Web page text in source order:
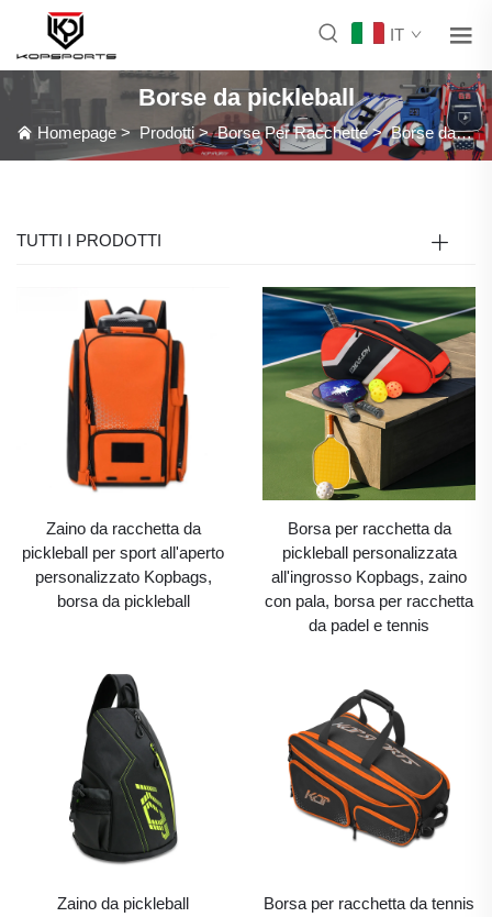
IT
Borse da pickleball
Homepage>Prodotti >Borse Per Racchette>Borse da pickleball
TUTTI I PRODOTTI
Zaino da racchetta da
pickleball per sport all'aperto
personalizzato Kopbags,
borsa da pickleball
Borsa per racchetta da
pickleball personalizzata
all'ingrosso Kopbags, zaino
con pala, borsa per racchetta
da padel e tennis
Zaino da pickleball
Borsa per racchetta da tennis